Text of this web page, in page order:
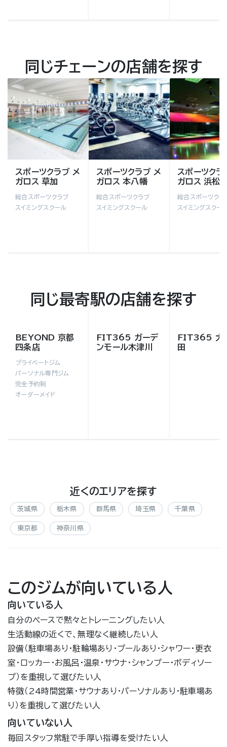
同じチェーンの店舗を探す
スポーツクラブ メ
ガロス 草加
総合スポーツクラブ
スイミングスクール
スポーツクラブ メ
ガロス 本八幡
総合スポーツクラブ
スイミングスクール
スポーツクラ
ガロス 浜松
総合スポーツクラ
スイミングスクー
同じ最寄駅の店舗を探す
BEYOND 京都
四条店
プライベートジム
パーソナル専門ジム
完全予約制
オーダーメイド
FIT365 ガーデ
ンモール木津川
FIT365 大
田
近くのエリアを探す
茨城県 栃木県 群馬県 埼玉県 千葉県
東京都 神奈川県
このジムが向いている人
向いている人
自分のペースで黙々とトレーニングしたい人
生活動線の近くで、無理なく継続したい人
設備（駐車場あり・駐輪場あり・プールあり・シャワー・更衣
室・ロッカー・お風呂・温泉・サウナ・シャンプー・ボディソー
プ）を重視して選びたい人
特徴（24時間営業・サウナあり・パーソナルあり・駐車場あ
り）を重視して選びたい人
向いていない人
毎回スタッフ常駐で手厚い指導を受けたい人